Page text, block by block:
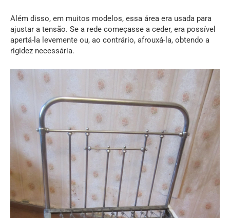
Além disso, em muitos modelos, essa área era usada para
ajustar a tensão. Se a rede começasse a ceder, era possível
apertá-la levemente ou, ao contrário, afrouxá-la, obtendo a
rigidez necessária.